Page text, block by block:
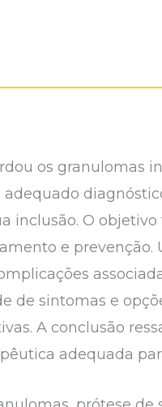
os granulomas
inclusão. O
e prevenção.
de sintomas e
A conclusão
adequada